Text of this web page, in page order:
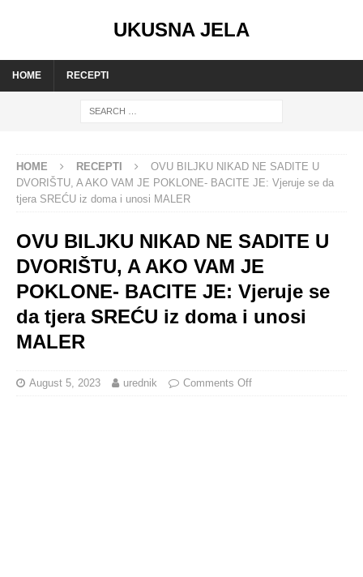
UKUSNA JELA
HOME RECEPTI
HOME RECEPTI
OVU BILJKU NIKAD NE SADITE U
DVORIŠTU, A AKO VAM JE POKLONE- BACITE JE: Vjeruje se da
tjera SREĆU iz doma i unosi MALER
OVU BILJKU NIKAD NE SADITE U
DVORIŠTU, A AKO VAM JE
POKLONE- BACITE JE: Vjeruje se
da tjera SREĆU iz doma i unosi
MALER
August 5, 2023 urednik Comments Off